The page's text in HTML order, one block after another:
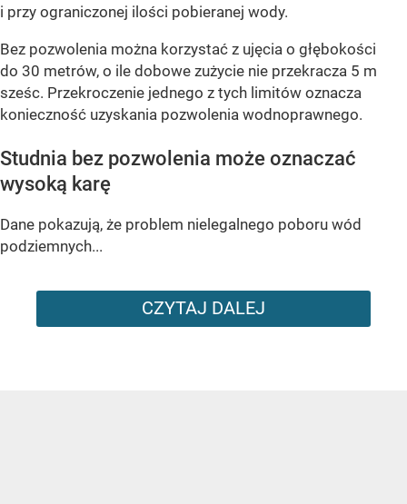
i przy ograniczonej ilości pobieranej wody.
Bez pozwolenia można korzystać z ujęcia o głębokości
do 30 metrów, o ile dobowe zużycie nie przekracza 5 m
sześc. Przekroczenie jednego z tych limitów oznacza
konieczność uzyskania pozwolenia wodnoprawnego.
Studnia bez pozwolenia może oznaczać
wysoką karę
Dane pokazują, że problem nielegalnego poboru wód
podziemnych...
CZYTAJ DALEJ